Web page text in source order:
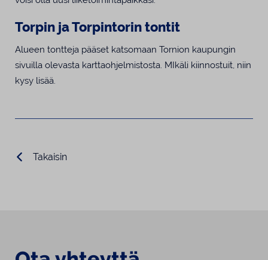
Torpin ja Torpintorin tontit
Alueen tontteja pääset katsomaan Tornion kaupungin
sivuilla olevasta karttaohjelmistosta. MIkäli kiinnostuit, niin
kysy lisää.
Takaisin